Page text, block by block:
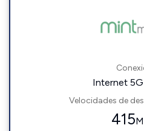
Internet
Velocidades de
415